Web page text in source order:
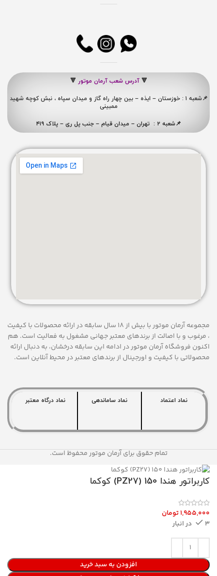
🔻 آدرس شعب آرمان موتور 🔻
📌شعبه ۱ : خوزستان – ایذه – بین چهار راه گاز و میدان سپاه ، نبش کوچه شهید
ممبینی
📌شعبه ۲ : تهران – میدان قیام – جنب پل ری – پلاک ۴۱۹
مجموعه آرمان موتور با بیش از 18 سال سابقه در ارائه محصولات با کيفيت
، مرغوب و با اصالت از برندهای معتبر جهانی مشغول به فعاليت است. هم
اکنون فروشگاه آرمان موتوردر ادامه اين سابقه درخشان، به دنبال ارائه
محصولاتی با کيفيت و اورجينال از برندهای معتبر در محيط آنلاين است.
نماد اعتماد نماد ساماندهی نماد درگاه معتبر
تمام حقوق برای آرمان موتور محفوظ است.
کاربراتور هندا 150 (PZ27) کوکما
3 در انبار
افزودن به سبد خرید